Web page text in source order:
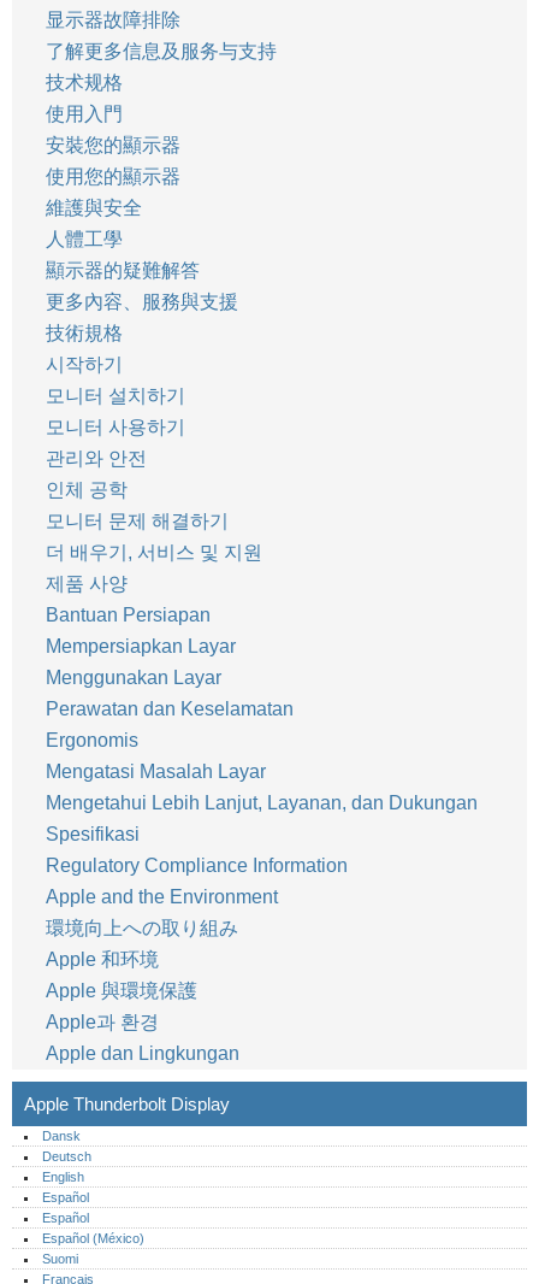
显示器故障排除
了解更多信息及服务与支持
技术规格
使用入門
安裝您的顯示器
使用您的顯示器
維護與安全
人體工學
顯示器的疑難解答
更多內容、服務與支援
技術規格
시작하기
모니터 설치하기
모니터 사용하기
관리와 안전
인체 공학
모니터 문제 해결하기
더 배우기, 서비스 및 지원
제품 사양
Bantuan Persiapan
Mempersiapkan Layar
Menggunakan Layar
Perawatan dan Keselamatan
Ergonomis
Mengatasi Masalah Layar
Mengetahui Lebih Lanjut, Layanan, dan Dukungan
Spesifikasi
Regulatory Compliance Information
Apple and the Environment
環境向上への取り組み
Apple 和环境
Apple 與環境保護
Apple과 환경
Apple dan Lingkungan
Apple Thunderbolt Display
Dansk
Deutsch
English
Español
Español
Español (México)‎
Suomi
Français